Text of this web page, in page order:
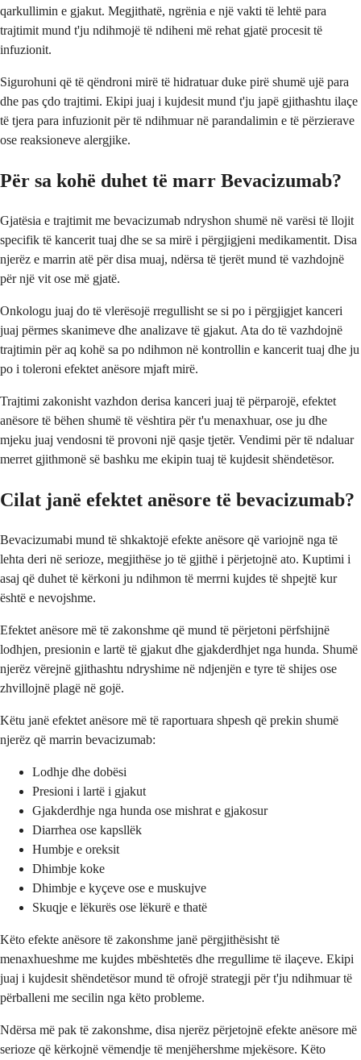
qarkullimin e gjakut. Megjithatë, ngrënia e një vakti të lehtë para
trajtimit mund t'ju ndihmojë të ndiheni më rehat gjatë procesit të
infuzionit.
Sigurohuni që të qëndroni mirë të hidratuar duke pirë shumë ujë para
dhe pas çdo trajtimi. Ekipi juaj i kujdesit mund t'ju japë gjithashtu ilaçe
të tjera para infuzionit për të ndihmuar në parandalimin e të përzierave
ose reaksioneve alergjike.
Për sa kohë duhet të marr Bevacizumab?
Gjatësia e trajtimit me bevacizumab ndryshon shumë në varësi të llojit
specifik të kancerit tuaj dhe se sa mirë i përgjigjeni medikamentit. Disa
njerëz e marrin atë për disa muaj, ndërsa të tjerët mund të vazhdojnë
për një vit ose më gjatë.
Onkologu juaj do të vlerësojë rregullisht se si po i përgjigjet kanceri
juaj përmes skanimeve dhe analizave të gjakut. Ata do të vazhdojnë
trajtimin për aq kohë sa po ndihmon në kontrollin e kancerit tuaj dhe ju
po i toleroni efektet anësore mjaft mirë.
Trajtimi zakonisht vazhdon derisa kanceri juaj të përparojë, efektet
anësore të bëhen shumë të vështira për t'u menaxhuar, ose ju dhe
mjeku juaj vendosni të provoni një qasje tjetër. Vendimi për të ndaluar
merret gjithmonë së bashku me ekipin tuaj të kujdesit shëndetësor.
Cilat janë efektet anësore të bevacizumab?
Bevacizumabi mund të shkaktojë efekte anësore që variojnë nga të
lehta deri në serioze, megjithëse jo të gjithë i përjetojnë ato. Kuptimi i
asaj që duhet të kërkoni ju ndihmon të merrni kujdes të shpejtë kur
është e nevojshme.
Efektet anësore më të zakonshme që mund të përjetoni përfshijnë
lodhjen, presionin e lartë të gjakut dhe gjakderdhjet nga hunda. Shumë
njerëz vërejnë gjithashtu ndryshime në ndjenjën e tyre të shijes ose
zhvillojnë plagë në gojë.
Këtu janë efektet anësore më të raportuara shpesh që prekin shumë
njerëz që marrin bevacizumab:
Lodhje dhe dobësi
Presioni i lartë i gjakut
Gjakderdhje nga hunda ose mishrat e gjakosur
Diarrhea ose kapsllëk
Humbje e oreksit
Dhimbje koke
Dhimbje e kyçeve ose e muskujve
Skuqje e lëkurës ose lëkurë e thatë
Këto efekte anësore të zakonshme janë përgjithësisht të
menaxhueshme me kujdes mbështetës dhe rregullime të ilaçeve. Ekipi
juaj i kujdesit shëndetësor mund të ofrojë strategji për t'ju ndihmuar të
përballeni me secilin nga këto probleme.
Ndërsa më pak të zakonshme, disa njerëz përjetojnë efekte anësore më
serioze që kërkojnë vëmendje të menjëhershme mjekësore. Këto